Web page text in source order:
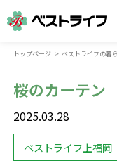
トップページ ベストライフの暮
桜のカーテン
2025.03.28
ベストライフ上福岡